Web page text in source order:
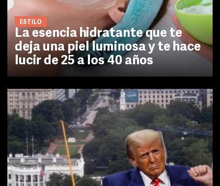
ESTILO
La esencia hidratante que te
deja una piel luminosa y te hace
lucir de 25 a los 40 años